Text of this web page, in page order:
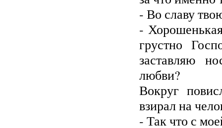
- Во славу
-
грустно
заставляю
любви?
Вокруг
взирал на
- Так что с